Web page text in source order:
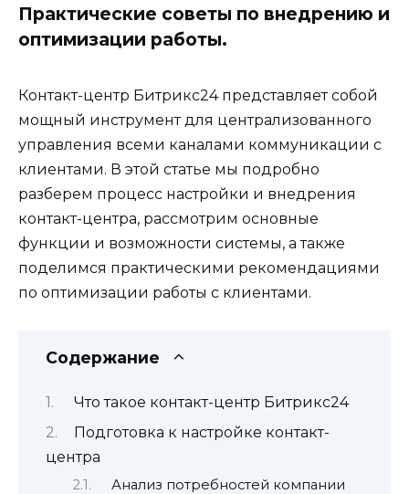
Практические советы по внедрению и
оптимизации работы.
Контакт-центр Битрикс24 представляет собой
мощный инструмент для централизованного
управления всеми каналами коммуникации с
клиентами. В этой статье мы подробно
разберем процесс настройки и внедрения
контакт-центра, рассмотрим основные
функции и возможности системы, а также
поделимся практическими рекомендациями
по оптимизации работы с клиентами.
Содержание
Что такое контакт-центр Битрикс24
Подготовка к настройке контакт-
центра
Анализ потребностей компании